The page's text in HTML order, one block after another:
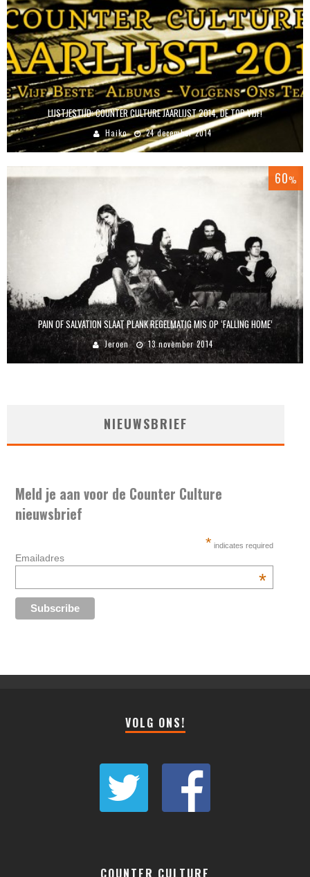
LIJSTJESTIJD: COUNTER CULTURE JAARLIJST 2014, DE TOP VIJF!
Haiko 24 december 2014
60%
PAIN OF SALVATION SLAAT PLANK REGELMATIG MIS OP ‘FALLING HOME’
Jeroen 13 november 2014
NIEUWSBRIEF
Meld je aan voor de Counter Culture
nieuwsbrief
* indicates required
Emailadres
*
VOLG ONS!
COUNTER CULTURE